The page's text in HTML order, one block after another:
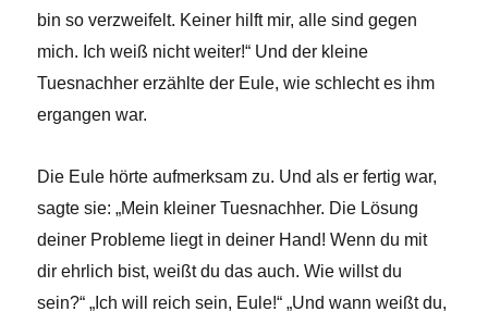
bin so verzweifelt. Keiner hilft mir, alle sind gegen
mich. Ich weiß nicht weiter!“ Und der kleine
Tuesnachher erzählte der Eule, wie schlecht es ihm
ergangen war.
Die Eule hörte aufmerksam zu. Und als er fertig war,
sagte sie: „Mein kleiner Tuesnachher. Die Lösung
deiner Probleme liegt in deiner Hand! Wenn du mit
dir ehrlich bist, weißt du das auch. Wie willst du
sein?“ „Ich will reich sein, Eule!“ „Und wann weißt du,